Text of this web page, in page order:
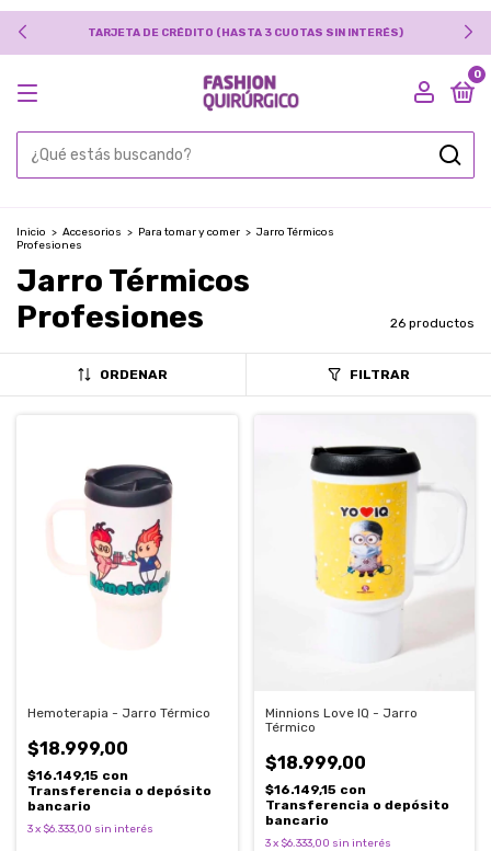
TARJETA DE CRÉDITO (HASTA 3 CUOTAS SIN INTERÉS)
0
Inicio > Accesorios > Para tomar y comer > Jarro Térmicos
Profesiones
Jarro Térmicos
Profesiones
26 productos
ORDENAR FILTRAR
Hemoterapia - Jarro Térmico
$18.999,00
$16.149,15 con
Transferencia o depósito
bancario
3x $6.333,00 sin interés
Minnions Love IQ - Jarro
Térmico
$18.999,00
$16.149,15 con
Transferencia o depósito
bancario
3 x $6.333,00 sin interés